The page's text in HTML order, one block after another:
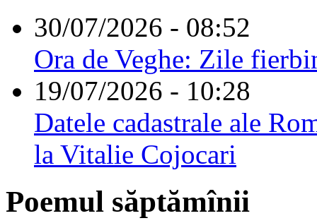
30/07/2026 - 08:52
Ora de Veghe: Zile
19/07/2026 - 10:28
Datele cadastrale ale
la Vitalie Cojocari
Poemul săptămînii